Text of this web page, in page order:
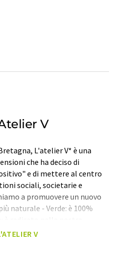
V
L'atelier V* è una
che ha deciso di
e di mettere al centro
sociali, societarie e
a promuovere un nuovo
naturale - Verde: è 100%
ricette gourmet vegetariane
V